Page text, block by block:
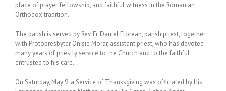
place of prayer, fellowship, and faithful witness in the Romanian
Orthodox tradition.
The parish is served by Rev. Fr. Daniel Florean, parish priest, together
with Protopresbyter Onisie Morar, assistant priest, who has devoted
many years of priestly service to the Church and to the faithful
entrusted to his care.
On Saturday, May 9, a Service of Thanksgiving was officiated by His